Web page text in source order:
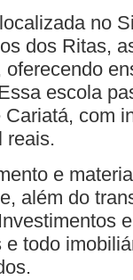
no
dos Ritas,
escola
com
reais.
e
além do
todo